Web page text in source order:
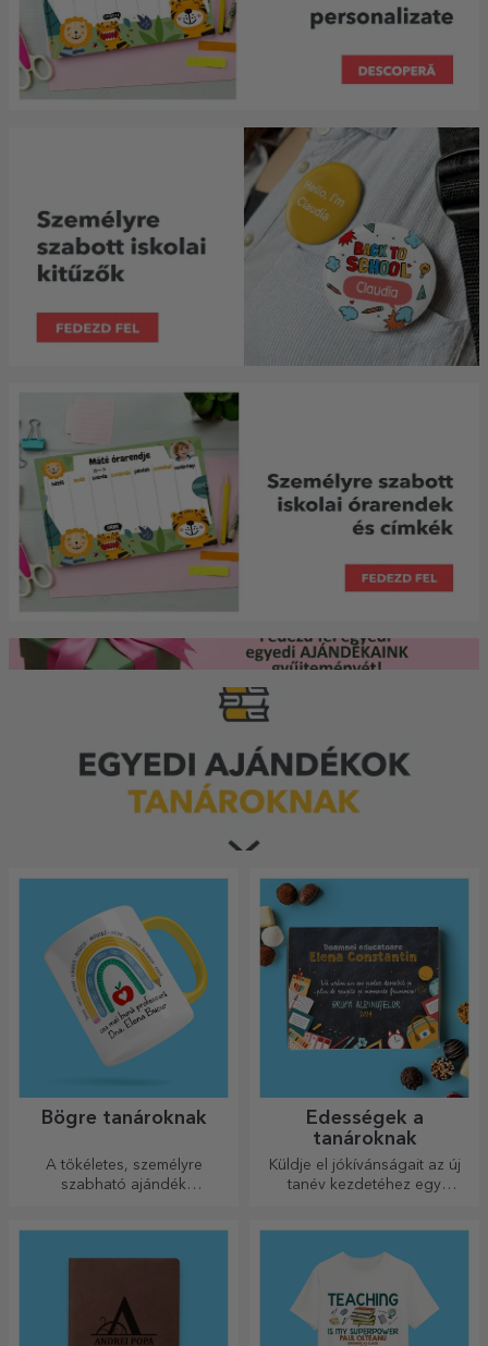
Bögre tanároknak
A tökéletes, személyre
szabható ajándék
Édességek a
tanároknak
Küldje el jókívánságait az új
tanév kezdetéhez egy